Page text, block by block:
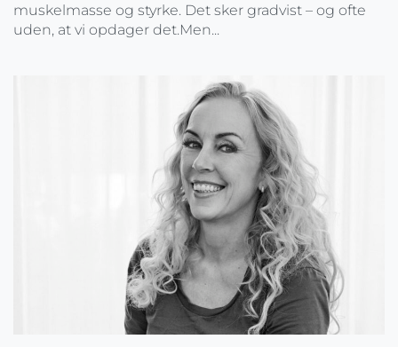
muskelmasse og styrke. Det sker gradvist – og ofte
uden, at vi opdager det.Men...